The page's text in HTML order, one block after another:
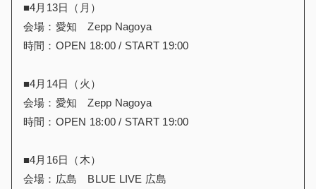
■4月13日（月）
会場：愛知 Zepp Nagoya
時間：OPEN 18:00 / START 19:00
■4月14日（火）
会場：愛知 Zepp Nagoya
時間：OPEN 18:00 / START 19:00
■4月16日（木）
会場：広島 BLUE LIVE 広島